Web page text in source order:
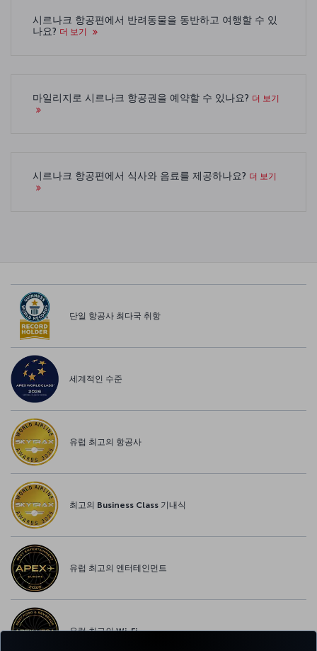
시르나크 항공편에서 반려동물을 동반하고 여행할 수 있
나요? 더 보기
마일리지로 시르나크 항공권을 예약할 수 있나요? 더 보기
시르나크 항공편에서 식사와 음료를 제공하나요? 더 보기
단일 항공사 최다국 취항
세계적인 수준
유럽 최고의 항공사
최고의 Business Class 기내식
유럽 최고의 엔터테인먼트
유럽 최고의 Wi-Fi